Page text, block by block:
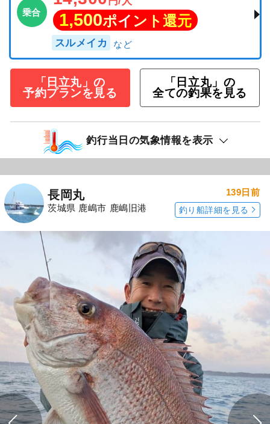
乗合 1,500ポイント還元
スルメイカ
「日立丸」の
予約プランを見る
「日立丸」の
全ての釣果を見る
釣行当日の気象情報を表示
長岡丸
茨城県 鹿嶋市 鹿嶋旧港
139日前
釣り船詳細を見る